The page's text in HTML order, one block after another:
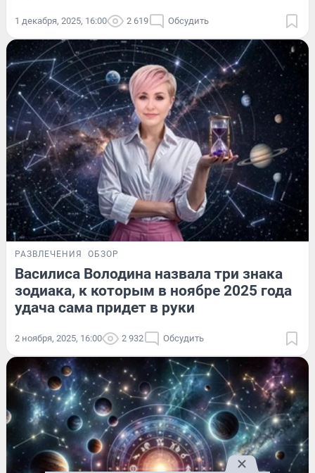
1 декабря, 2025, 16:00 2 619 Обсудить
РАЗВЛЕЧЕНИЯ ОБЗОР
Василиса Володина назвала три знака
зодиака, к которым в ноябре 2025 года
удача сама придет в руки
2 ноября, 2025, 16:00 2 932 Обсудить